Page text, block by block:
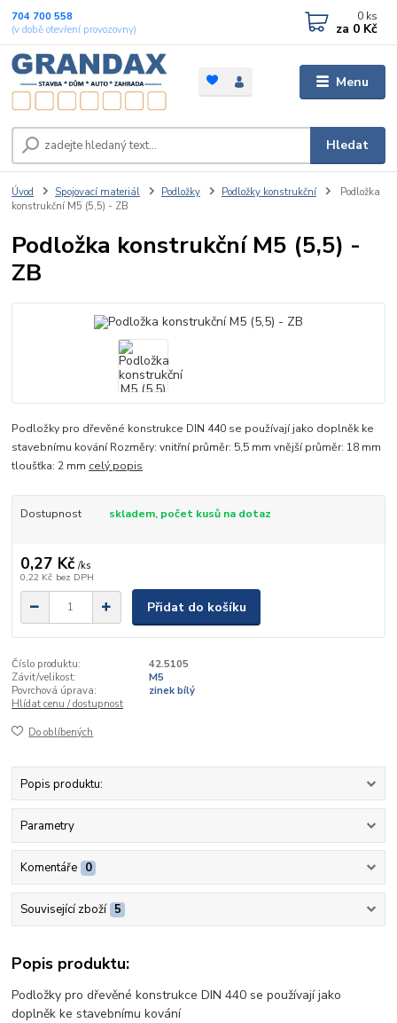
Menu
Hledat
704 700 558
(v době otevření provozovny)
0 ks
za 0 Kč
Úvod Spojovací materiál Podložky Podložky konstrukční
Podložka
konstrukční M5 (5,5) - ZB
Podložka konstrukční M5 (5,5) -
ZB
Podložky pro dřevěné konstrukce DIN 440 se používají jako doplněk ke
stavebnímu kování Rozměry: vnitřní průměr: 5,5 mm vnější průměr: 18 mm
tloušťka: 2 mm celý popis
Dostupnost skladem, počet kusů na dotaz
0,27 Kč /ks
0,22 Kč bez DPH
Přidat do košíku
Číslo produktu:
42.5105
Závit/velikost:
M5
Povrchová úprava:
zinek bílý
Hlídat cenu / dostupnost
Do oblíbených
Popis produktu:
Parametry
Komentáře 0
Související zboží 5
Popis produktu:
Podložky pro dřevěné konstrukce DIN 440 se používají jako
doplněk ke stavebnímu kování